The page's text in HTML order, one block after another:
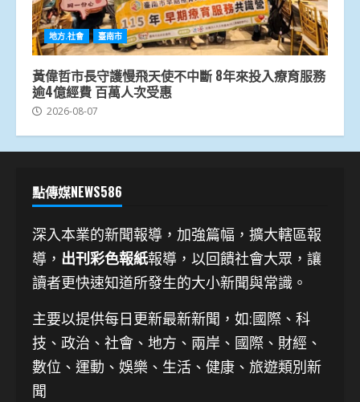
地方.社會 臺南市
黃偉哲市長守護慢飛天使不中斷 8年來投入療育服務
逾4億經費 百萬人次受惠
2026-08-07
點傳媒NEWS586
深入本業的新聞報導，加強篇幅，擴大轄區報
導， 出刊彩色報紙報導，以回饋社會大眾，讓
讀者更快速知道所發生的大小新聞與常識。
主要以提供每日更新最新新聞 ，如:國際、科
技、 政治、社會、地方、兩岸、國際、財經、
數位、運動、娛樂、生活、健康、旅遊類別新
聞